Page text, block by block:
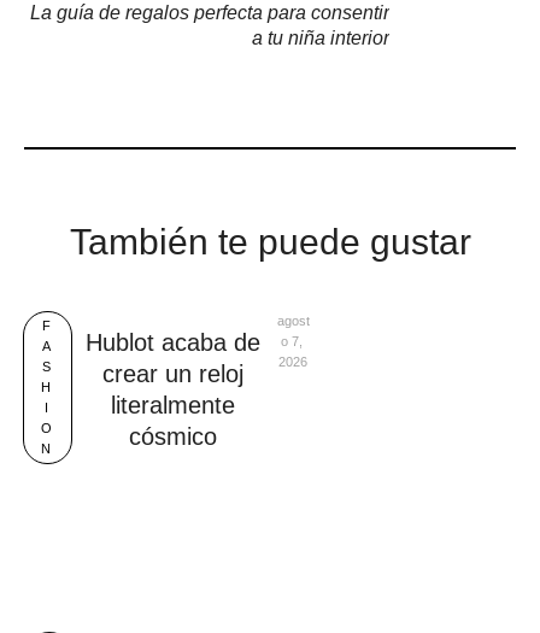
La guía de regalos perfecta para consentir
a tu niña interior
También te puede gustar
F
A
S
H
O
N
Hublot acaba de
crear un reloj
literalmente
cósmico
agost
o 7,
2026